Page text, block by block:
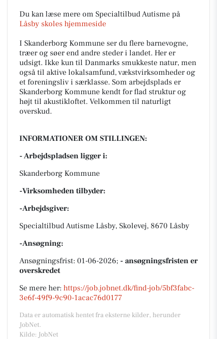
Du kan læse mere om Specialtilbud Autisme på
Låsby skoles hjemmeside
I Skanderborg Kommune ser du flere barnevogne,
træer og søer end andre steder i landet. Her er
udsigt. Ikke kun til Danmarks smukkeste natur, men
også til aktive lokalsamfund, vækstvirksomheder og
et foreningsliv i særklasse. Som arbejdsplads er
Skanderborg Kommune kendt for flad struktur og
højt til akustikloftet. Velkommen til naturligt
overskud.
INFORMATIONER OM STILLINGEN:
- Arbejdspladsen ligger i:
Skanderborg Kommune
-Virksomheden tilbyder:
-Arbejdsgiver:
Specialtilbud Autisme Låsby, Skolevej, 8670 Låsby
-Ansøgning:
Ansøgningsfrist: 01-06-2026; - ansøgningsfristen er
overskredet
Se mere her: https://job.jobnet.dk/find-job/5bf3fabc-
3e6f-49f9-9c90-1acac76d0177
Data er automatisk hentet fra eksterne kilder, herunder
JobNet.
Kilde: JobNet